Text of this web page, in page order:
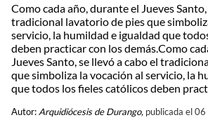
Como cada año, durante el Jueves
tradicional lavatorio de pies que
servicio, la humildad e igualdad que
deben practicar con los demás.Como
Jueves Santo, se llevó a cabo el
que simboliza la vocación al servicio, la
que todos los fieles católicos deben
Autor: Arquidiócesis de Durango, publicada el